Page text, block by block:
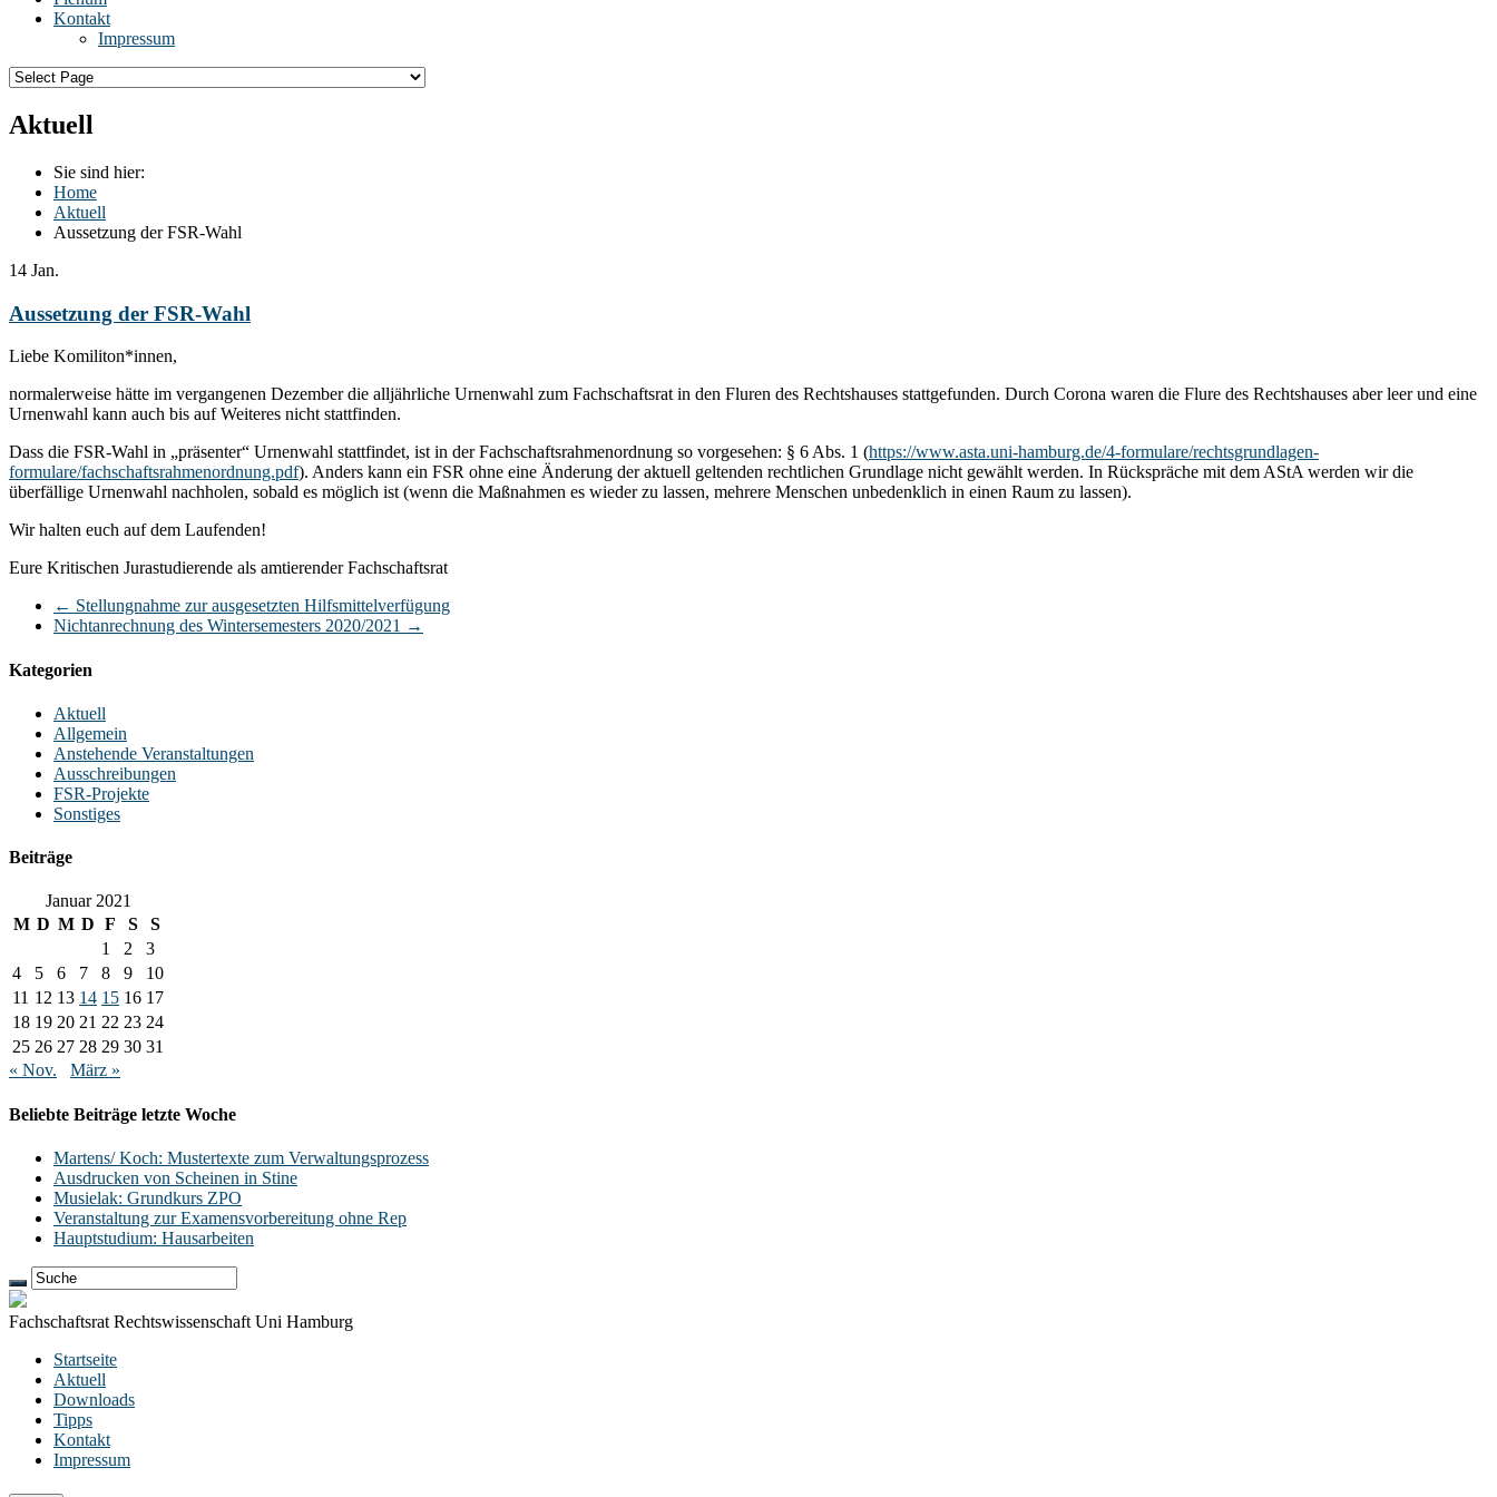
Kontakt
Impressum
Aktuell
Sie sind hier:
Home
Aktuell
Aussetzung der FSR-Wahl
14 Jan.
Aussetzung der FSR-Wahl
Liebe Komiliton*innen,
normalerweise hätte im vergangenen Dezember die alljährliche Urnenwahl zum Fachschaftsrat in den Fluren des Rechtshauses stattgefunden. Durch Corona waren die Flure des Rechtshauses aber leer und eine
Urnenwahl kann auch bis auf Weiteres nicht stattfinden.
Dass die FSR-Wahl in „präsenter“ Urnenwahl stattfindet, ist in der Fachschaftsrahmenordnung so vorgesehen: § 6 Abs. 1 (https://www.asta.uni-hamburg.de/4-formulare/rechtsgrundlagen-
formulare/fachschaftsrahmenordnung.pdf). Anders kann ein FSR ohne eine Änderung der aktuell geltenden rechtlichen Grundlage nicht gewählt werden. In Rückspräche mit dem AStA werden wir die
überfällige Urnenwahl nachholen, sobald es möglich ist (wenn die Maßnahmen es wieder zu lassen, mehrere Menschen unbedenklich in einen Raum zu lassen).
Wir halten euch auf dem Laufenden!
Eure Kritischen Jurastudierende als amtierender Fachschaftsrat
← Stellungnahme zur ausgesetzten Hilfsmittelverfügung
Nichtanrechnung des Wintersemesters 2020/2021 →
Kategorien
Aktuell
Allgemein
Anstehende Veranstaltungen
Ausschreibungen
FSR-Projekte
Sonstiges
Beiträge
Januar 2021
M D M D F S
S
1
2
3
4
5 6 7 8 9
10
11 12 13 14 15 16 17
18 19 20 21 22 23 24
25 26 27 28 29 30 31
« Nov.
März »
Beliebte Beiträge letzte Woche
Martens/ Koch: Mustertexte zum Verwaltungsprozess
Ausdrucken von Scheinen in Stine
Musielak: Grundkurs ZPO
Veranstaltung zur Examensvorbereitung ohne Rep
Hauptstudium: Hausarbeiten
Fachschaftsrat Rechtswissenschaft Uni Hamburg
Startseite
Aktuell
Downloads
Tipps
Kontakt
Impressum